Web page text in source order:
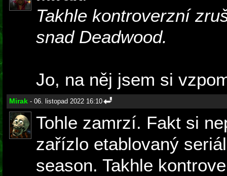
Takhle kontroverzní
snad Deadwood.
Jo, na něj jsem si
Mirak - 06. listopad 2022 16:10
Tohle zamrzí. Fakt si
zařízlo etablovaný
season. Takhle